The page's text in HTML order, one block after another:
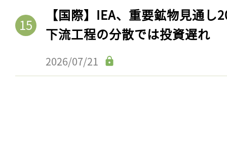
【国際】IEA、重要鉱物見通
下流工程の分散では投資遅れ
2026/07/21